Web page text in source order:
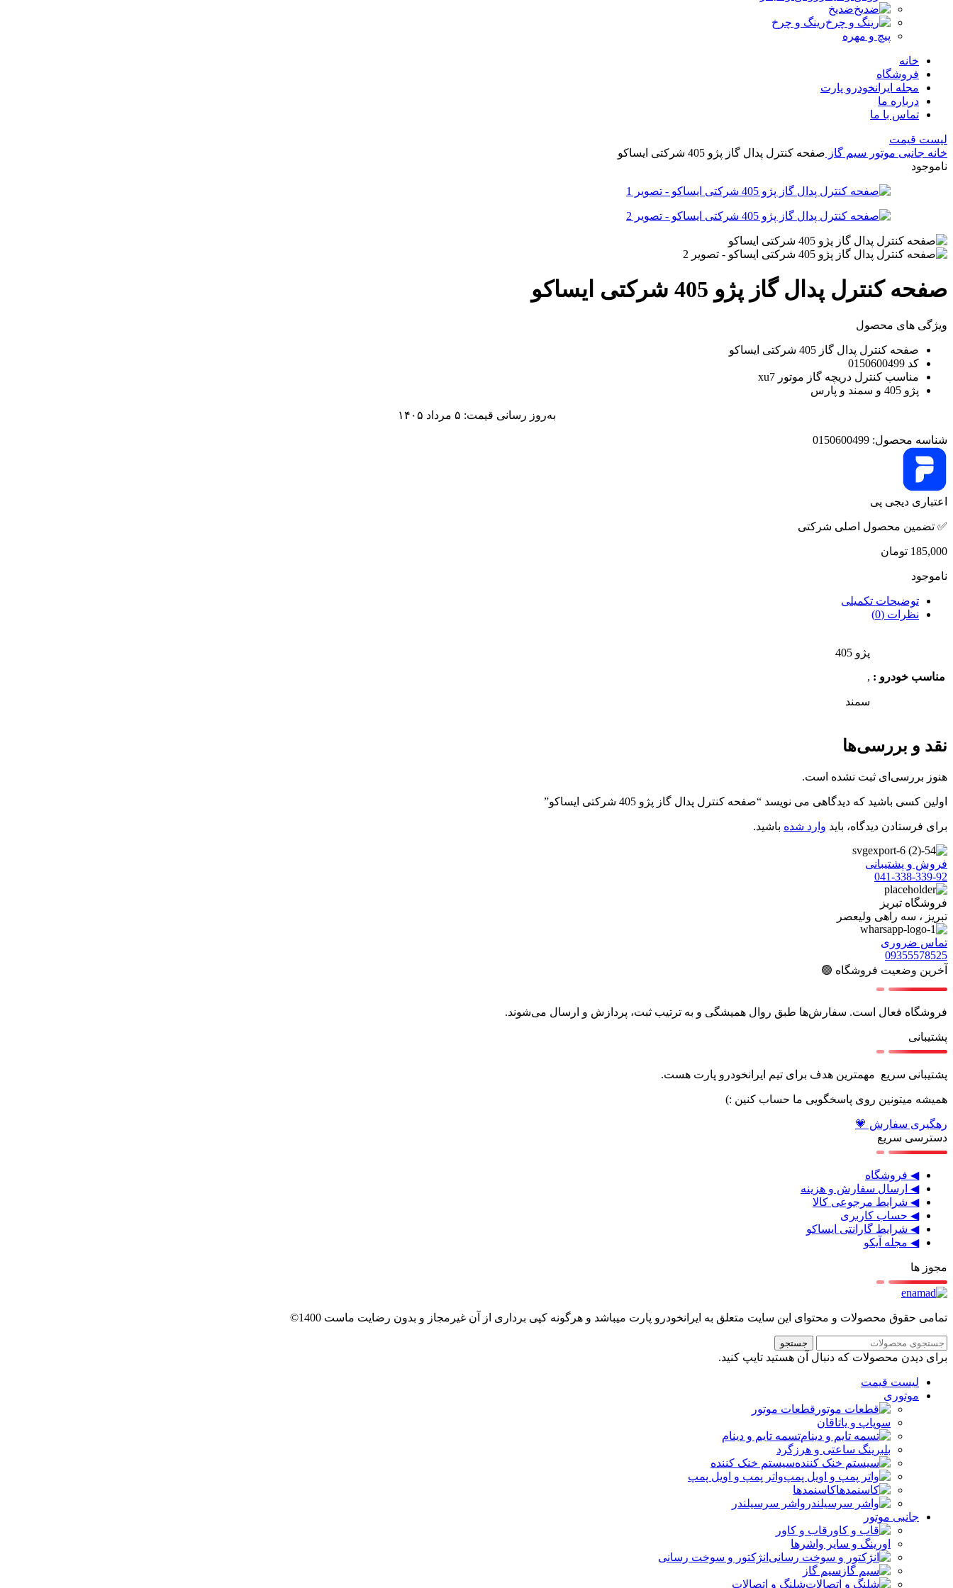
ضدیخ
رینگ و چرخ
پیچ و مهره
خانه
فروشگاه
مجله ایرانخودرو پارت
درباره ما
تماس با ما
لیست قیمت
خانه جانبی موتور سیم گاز صفحه کنترل پدال گاز پژو 405 شرکتی ایساکو
ناموجود
صفحه کنترل پدال گاز پژو 405 شرکتی ایساکو
ویژگی های محصول
صفحه کنترل پدال گاز 405 شرکتی ایساکو
کد 0150600499
مناسب کنترل دریچه گاز موتور xu7
پژو 405 و سمند و پارس
به‌روز رسانی قیمت: ۵ مرداد ۱۴۰۵
شناسه محصول: 0150600499
اعتباری دیجی پی
✅ تضمین محصول اصلی شرکتی
185,000 تومان
ناموجود
توضیحات تکمیلی
نظرات (0)
مناسب خودرو :
پژو 405
,
سمند
نقد و بررسی‌ها
هنوز بررسی‌ای ثبت نشده است.
اولین کسی باشید که دیدگاهی می نویسد “صفحه کنترل پدال گاز پژو 405 شرکتی ایساکو”
برای فرستادن دیدگاه، باید وارد شده باشید.
فروش و پشتیبانی
041-338-339-92
فروشگاه تبریز
تبریز ، سه راهی ولیعصر
تماس ضروری
09355578525
آخرین وضعیت فروشگاه 🟢
فروشگاه فعال است. سفارش‌ها طبق روال همیشگی و به ترتیب ثبت، پردازش و ارسال می‌شوند.
پشتیبانی
پشتیبانی سریع مهمترین هدف برای تیم ایرانخودرو پارت هست.
همیشه میتونین روی پاسخگویی ما حساب کنین :)
رهگیری سفارش 💗
دسترسی سریع
◀ فروشگاه
◀ ارسال سفارش و هزینه
◀ شرایط مرجوعی کالا
◀ حساب کاربری
◀ شرایط گارانتی ایساکو
◀ مجله آیکو
مجوز ها
تمامی حقوق محصولات و محتوای این سایت متعلق به ایرانخودرو پارت میباشد و هرگونه کپی برداری از آن غیرمجاز و بدون رضایت ماست 1400©
جستجو
برای دیدن محصولات که دنبال آن هستید تایپ کنید.
لیست قیمت
موتوری
قطعات موتور
سوپاپ و یاتاقان
تسمه تایم و دینام
بلبرینگ ساعتی و هرزگرد
سیستم خنک کننده
واتر پمپ و اویل پمپ
کاسنمدها
واشر سرسیلندر
جانبی موتور
قاب و کاور
اورینگ و سایر واشرها
انژکتور و سوخت رسانی
سیم گاز
شلنگ و اتصالات